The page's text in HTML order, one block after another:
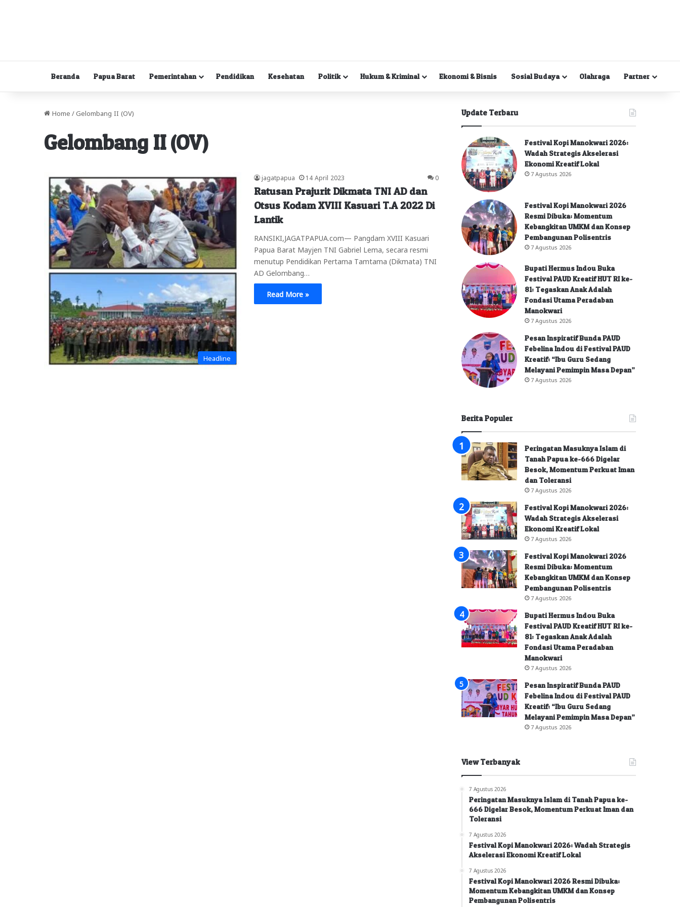
Beranda Papua Barat Pemerintahan Pendidikan Kesehatan Politik Hukum & Kriminal Ekonomi & Bisnis Sosial Budaya Olahraga Partner
Home / Gelombang II (OV)
Gelombang II (OV)
Headline
jagatpapua 14 April 2023 0
Ratusan Prajurit Dikmata TNI AD dan
Otsus Kodam XVIII Kasuari T.A 2022 Di
Lantik
RANSIKI,JAGATPAPUA.com— Pangdam XVIII Kasuari
Papua Barat Mayjen TNI Gabriel Lema, secara resmi
menutup Pendidikan Pertama Tamtama (Dikmata) TNI
AD Gelombang…
Read More »
Update Terbaru
Festival Kopi Manokwari 2026:
Wadah Strategis Akselerasi
Ekonomi Kreatif Lokal
7 Agustus 2026
Festival Kopi Manokwari 2026
Resmi Dibuka: Momentum
Kebangkitan UMKM dan Konsep
Pembangunan Polisentris
7 Agustus 2026
Bupati Hermus Indou Buka
Festival PAUD Kreatif HUT RI ke-
81: Tegaskan Anak Adalah
Fondasi Utama Peradaban
Manokwari
7 Agustus 2026
Pesan Inspiratif Bunda PAUD
Febelina Indou di Festival PAUD
Kreatif: “Ibu Guru Sedang
Melayani Pemimpin Masa Depan”
7 Agustus 2026
Berita Populer
Peringatan Masuknya Islam di
Tanah Papua ke-666 Digelar
Besok, Momentum Perkuat Iman
dan Toleransi
7 Agustus 2026
Festival Kopi Manokwari 2026:
Wadah Strategis Akselerasi
Ekonomi Kreatif Lokal
7 Agustus 2026
Festival Kopi Manokwari 2026
Resmi Dibuka: Momentum
Kebangkitan UMKM dan Konsep
Pembangunan Polisentris
7 Agustus 2026
Bupati Hermus Indou Buka
Festival PAUD Kreatif HUT RI ke-
81: Tegaskan Anak Adalah
Fondasi Utama Peradaban
Manokwari
7 Agustus 2026
Pesan Inspiratif Bunda PAUD
Febelina Indou di Festival PAUD
Kreatif: “Ibu Guru Sedang
Melayani Pemimpin Masa Depan”
7 Agustus 2026
View Terbanyak
7 Agustus 2026
Peringatan Masuknya Islam di Tanah Papua ke-
666 Digelar Besok, Momentum Perkuat Iman dan
Toleransi
7 Agustus 2026
Festival Kopi Manokwari 2026: Wadah Strategis
Akselerasi Ekonomi Kreatif Lokal
7 Agustus 2026
Festival Kopi Manokwari 2026 Resmi Dibuka:
Momentum Kebangkitan UMKM dan Konsep
Pembangunan Polisentris